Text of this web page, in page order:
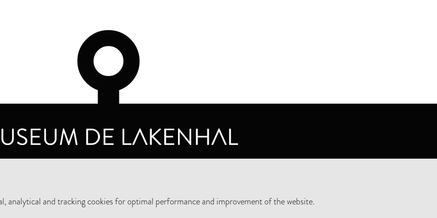
analytical and tracking cookies for optimal performance and improvement of the website.